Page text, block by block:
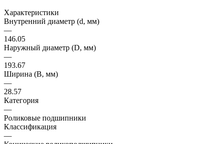
Характеристики
Внутренний диаметр (d, мм)
—
146.05
Наружный диаметр (D, мм)
—
193.67
Ширина (B, мм)
—
28.57
Категория
—
Роликовые подшипники
Классификация
—